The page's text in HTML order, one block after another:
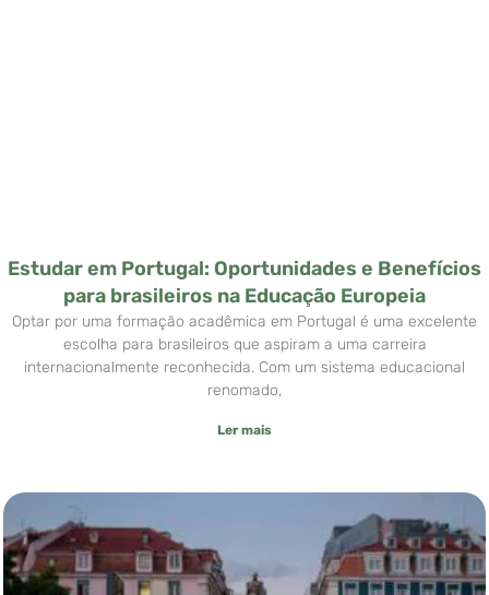
Estudar em Portugal: Oportunidades e Benefícios
para brasileiros na Educação Europeia
Optar por uma formação acadêmica em Portugal é uma excelente
escolha para brasileiros que aspiram a uma carreira
internacionalmente reconhecida. Com um sistema educacional
renomado,
Ler mais